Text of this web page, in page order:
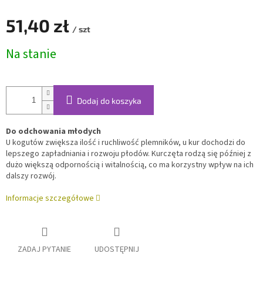
51,40 zł / szt
jednostkowa:
Na stanie
Dodaj do koszyka
Do odchowania młodych
U kogutów zwiększa ilość i ruchliwość plemników, u kur dochodzi do
lepszego zapładniania i rozwoju płodów. Kurczęta rodzą się później z
dużo większą odpornością i witalnością, co ma korzystny wpływ na ich
dalszy rozwój.
Informacje szczegółowe
ZADAJ PYTANIE UDOSTĘPNIJ